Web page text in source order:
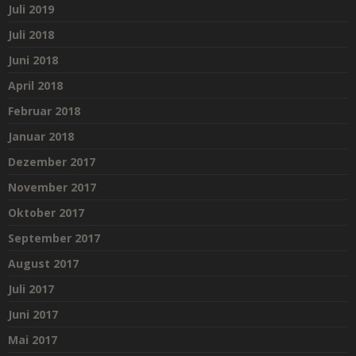
Juli 2019
Juli 2018
Juni 2018
April 2018
Februar 2018
Januar 2018
Dezember 2017
November 2017
Oktober 2017
September 2017
August 2017
Juli 2017
Juni 2017
Mai 2017